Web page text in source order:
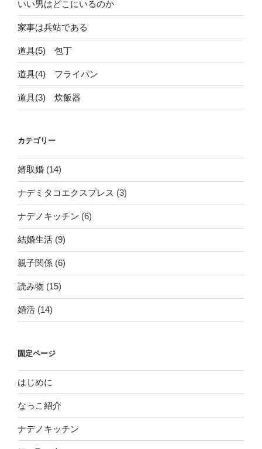
み”
の
いい男はどこにいるのか
家事は兵站である
道具(5) 包丁
道具(4) フライパン
道具(3) 炊飯器
カテゴリー
婿取婚 (14)
ナデミタコエクスプレス (3)
ナデノキッチン (6)
結婚生活 (9)
親子関係 (6)
読み物 (15)
婚活 (14)
固定ページ
はじめに
なっこ紹介
ナデノキッチン